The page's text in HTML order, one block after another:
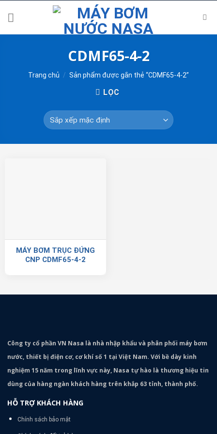
CDMF65-4-2
Trang chủ / Sản phẩm được gắn thẻ “CDMF65-4-2”
LỌC
MÁY BƠM TRỤC ĐỨNG
CNP CDMF65-4-2
Công ty cổ phần VN Nasa là nhà nhập khẩu và phân phối máy bơm
nước, thiết bị điện cơ, cơ khí số 1 tại Việt Nam. Với bề dày kinh
nghiệm 15 năm trong lĩnh vực này, Nasa tự hào là thương hiệu tin
dùng của hàng ngàn khách hàng trên khắp 63 tỉnh, thành phố.
HỖ TRỢ KHÁCH HÀNG
Chính sách bảo mật